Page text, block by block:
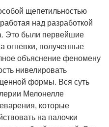
щепетильностью
над разработкой
Это были первейшие
огневки, полученные
объяснение феномену
нивелировать
формы. Вся суть
Мелонелле
которые
на палочки